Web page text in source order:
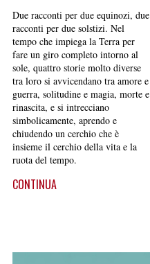
Due racconti per due equinozi, due
racconti per due solstizi. Nel
tempo che impiega la Terra per
fare un giro completo intorno al
sole, quattro storie molto diverse
tra loro si avvicendano tra amore e
guerra, solitudine e magia, morte e
rinascita, e si intrecciano
simbolicamente, aprendo e
chiudendo un cerchio che è
insieme il cerchio della vita e la
ruota del tempo.
CONTINUA